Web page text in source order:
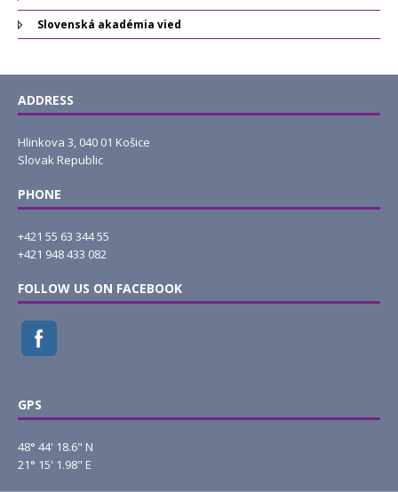
Slovenská akadémia vied
ADDRESS
Hlinkova 3, 040 01 Košice
Slovak Republic
PHONE
+421 55 63 344 55
+421 948 433 082
FOLLOW US ON FACEBOOK
GPS
48° 44' 18.6" N
21° 15' 1.98" E